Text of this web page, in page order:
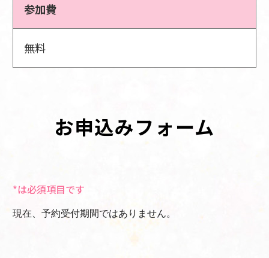
参加費
無料
お申込みフォーム
*は必須項目です
現在、予約受付期間ではありません。